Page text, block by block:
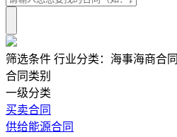
筛选条件 行业分类： 海事海商合同
合同类别
一级分类
买卖合同
供给能源合同